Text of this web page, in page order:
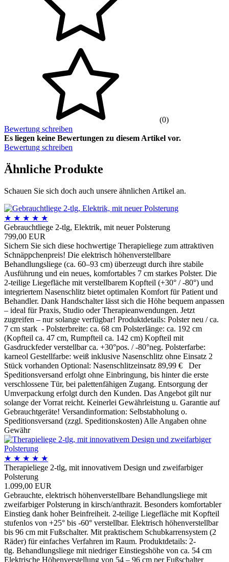
(0)
Bewertung schreiben
Es liegen keine Bewertungen zu diesem Artikel vor.
Bewertung schreiben
Ähnliche Produkte
Schauen Sie sich doch auch unsere ähnlichen Artikel an.
★ ★ ★ ★ ★
Gebrauchtliege 2-tlg, Elektrik, mit neuer Polsterung
799,00 EUR
Sichern Sie sich diese hochwertige Therapieliege zum attraktiven
Schnäppchenpreis! Die elektrisch höhenverstellbare
Behandlungsliege (ca. 60–93 cm) überzeugt durch ihre stabile
Ausführung und ein neues, komfortables 7 cm starkes Polster. Die
2-teilige Liegefläche mit verstellbarem Kopfteil (+30° / -80°) und
integriertem Nasenschlitz bietet optimalen Komfort für Patient und
Behandler. Dank Handschalter lässt sich die Höhe bequem anpassen
– ideal für Praxis, Studio oder Therapieanwendungen. Jetzt
zugreifen – nur solange verfügbar! Produktdetails: Polster neu / ca.
7 cm stark - Polsterbreite: ca. 68 cm Polsterlänge: ca. 192 cm
(Kopfteil ca. 47 cm, Rumpfteil ca. 142 cm) Kopfteil mit
Gasdruckfeder verstellbar ca. +30°pos. / -80°neg. Polsterfarbe:
karneol Gestellfarbe: weiß inklusive Nasenschlitz ohne Einsatz 2
Stück vorhanden Optional: Nasenschlitzeinsatz 89,99 € Der
Speditionsversand erfolgt ohne Einbringung, bis hinter die erste
verschlossene Tür, bei palettenfähigen Zugang. Entsorgung der
Umverpackung erfolgt durch den Kunden. Das Angebot gilt nur
solange der Vorrat reicht. Keinerlei Gewährleistung u. Garantie auf
Gebrauchtgeräte! Versandinformation: Selbstabholung o.
Speditionsversand (zzgl. Speditionskosten) Alle Angaben ohne
Gewähr
★ ★ ★ ★ ★
Therapieliege 2-tlg, mit innovativem Design und zweifarbiger
Polsterung
1.099,00 EUR
Gebrauchte, elektrisch höhenverstellbare Behandlungsliege mit
zweifarbiger Polsterung in kirsch/anthrazit. Besonders komfortabler
Einstieg dank hoher Beinfreiheit. 2-teilige Liegefläche mit Kopfteil
stufenlos von +25° bis -60° verstellbar. Elektrisch höhenverstellbar
bis 96 cm mit Fußschalter. Mit praktischem Schubkarrensystem (2
Räder) für einfaches Verfahren im Raum. Produktdetails: 2-
tlg. Behandlungsliege mit niedriger Einstiegshöhe von ca. 54 cm
Elektrische Höhenverstellung von 54 – 96 cm per Fußschalter